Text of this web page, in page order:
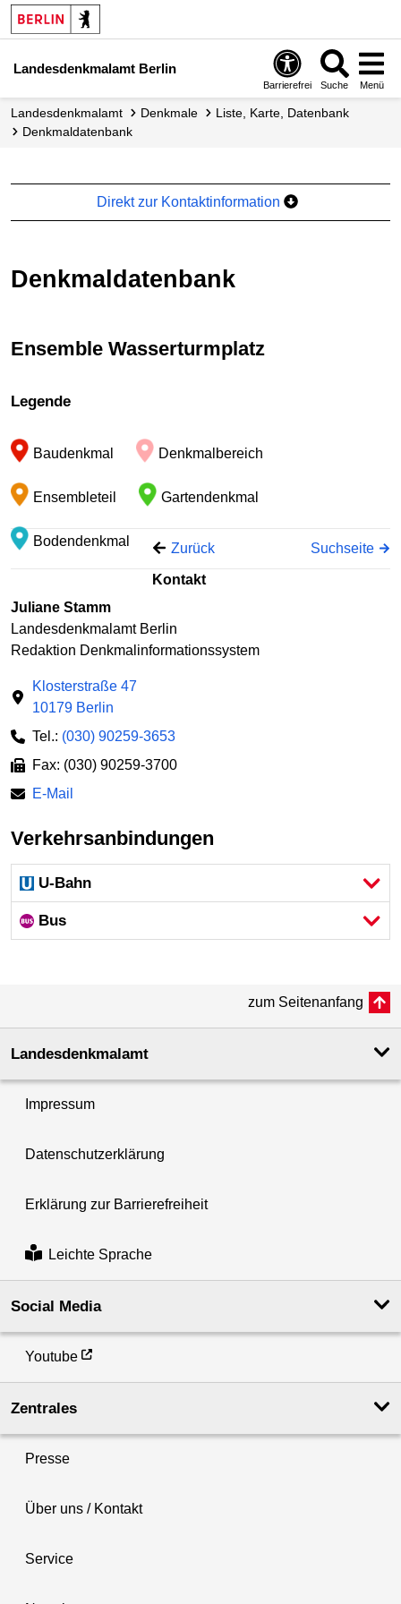
Landesdenkmalamt Berlin
Barrierefrei Suche Menü
Landesdenkmalamt Denkmale
Liste, Karte, Datenbank
Denkmal­datenbank
Direkt zur Kontaktinformation
Denkmaldatenbank
Ensemble Wasserturmplatz
+
Legende
Baudenkmal Denkmalbereich
Ensembleteil Gartendenkmal
Bodendenkmal Zurück Suchseite
Kontakt
Juliane Stamm
Landesdenkmalamt Berlin
Redaktion Denkmalinformationssystem
Klosterstraße 47
10179 Berlin
Tel.: (030) 90259-3653
Fax: (030) 90259-3700
E-Mail
Verkehrsanbindungen
U-Bahn
Bus
zum Seitenanfang
Landesdenkmal­amt
Impressum
Datenschutzerklärung
Erklärung zur Barrierefreiheit
Leichte Sprache
Social Media
Youtube
Zentrales
Presse
Über uns / Kontakt
Service